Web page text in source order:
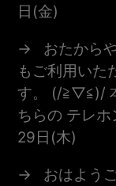
日(金)
おたから
もご利用いた
す。 (/≧▽≦)/
ちらの テレ
29日(木)
おはよう